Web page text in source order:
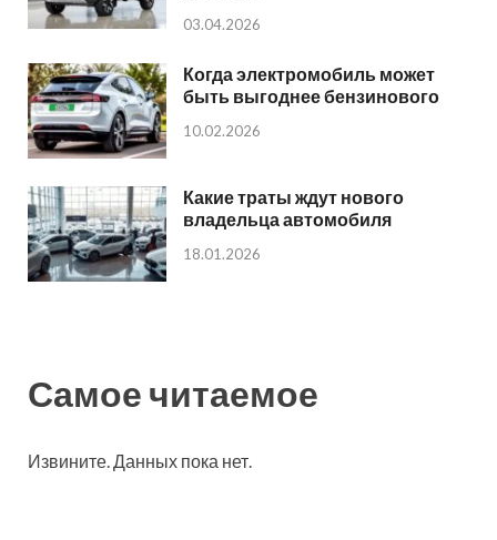
03.04.2026
Когда электромобиль может
быть выгоднее бензинового
10.02.2026
Какие траты ждут нового
владельца автомобиля
18.01.2026
Самое читаемое
Извините. Данных пока нет.